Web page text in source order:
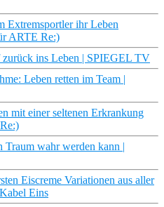
Extremsportler ihr Leben
ARTE Re:)
ins Leben | SPIEGEL TV
Leben retten im Team |
mit einer seltenen Erkrankung
Traum wahr werden kann |
Eiscreme Variationen aus aller
Eins